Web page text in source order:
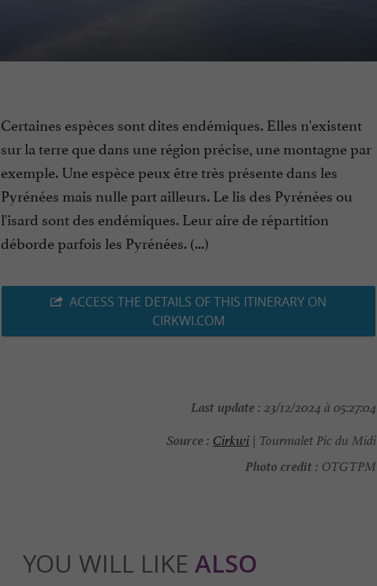
Certaines espèces sont dites endémiques. Elles n'existent
sur la terre que dans une région précise, une montagne par
exemple. Une espèce peux être très présente dans les
Pyrénées mais nulle part ailleurs. Le lis des Pyrénées ou
l'isard sont des endémiques. Leur aire de répartition
déborde parfois les Pyrénées. (...)
ACCESS THE DETAILS OF THIS ITINERARY ON
CIRKWI.COM
Last update : 23/12/2024 à 05:27:04
Source : Cirkwi| Tourmalet Pic du Midi
Photo credit : OTGTPM
YOU WILL LIKE ALSO